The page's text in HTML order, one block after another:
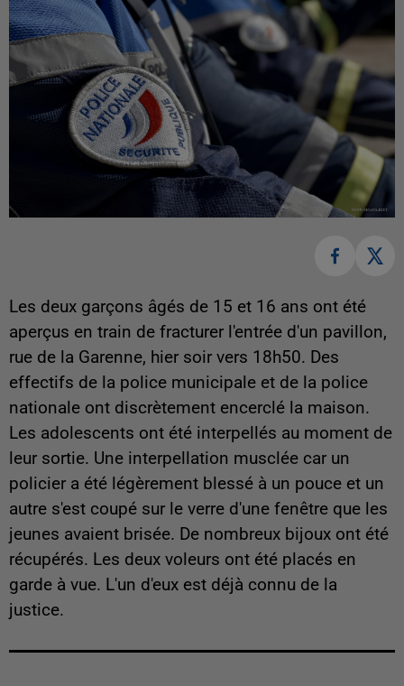
Les deux garçons âgés de 15 et 16 ans ont été
aperçus en train de fracturer l'entrée d'un pavillon,
rue de la Garenne, hier soir vers 18h50. Des
effectifs de la police municipale et de la police
nationale ont discrètement encerclé la maison.
Les adolescents ont été interpellés au moment de
leur sortie. Une interpellation musclée car un
policier a été légèrement blessé à un pouce et un
autre s'est coupé sur le verre d'une fenêtre que les
jeunes avaient brisée. De nombreux bijoux ont été
récupérés. Les deux voleurs ont été placés en
garde à vue. L'un d'eux est déjà connu de la
justice.